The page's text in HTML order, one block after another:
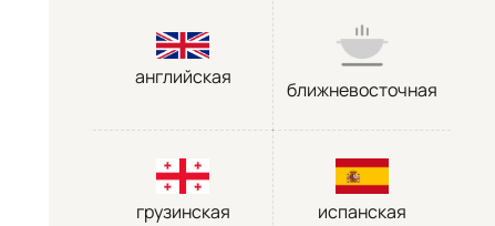
английская
ближневосточная
грузинская испанская